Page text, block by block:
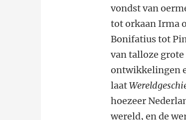
vondst van
tot orkaan Irma
Bonifatius tot
van talloze
ontwikkelingen
laat
hoezeer
wereld, en de